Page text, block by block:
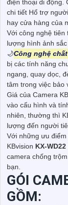
điện thoại di động.
chi tiết Hổ trợ
hay cửa hàng của
Với công nghệ tiên
lượng hình ảnh
🌙Công nghệ
bị các tính năng
ngang, quay dọc,
tâm trong việc bảo
Giá của Camera
vào cấu hình và
nhiên, thường thì
lượng đến người
Với những ưu
KBvision KX-WD22
camera chống
bạn.
GÓI
GỒM: